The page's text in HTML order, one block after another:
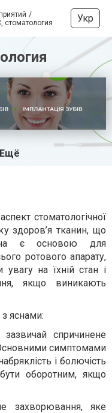
стоматология Укр
Ещё
стоматологічної
здоров’я тканин, що
є основою для
ротового апарату,
увагу на їхній стан і
якщо виникають
яснами:
спричинене
симптомами
і болючість
оборотним, якщо
захворювання, яке